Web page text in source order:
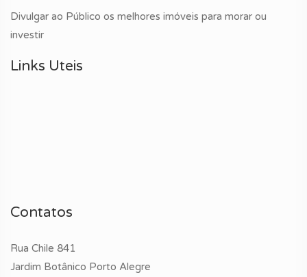
Divulgar ao Público os melhores imóveis para morar ou
investir
Links Uteis
Contatos
Rua Chile 841
Jardim Botânico Porto Alegre